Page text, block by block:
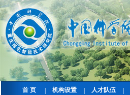
首 页 机构设置 人才队伍